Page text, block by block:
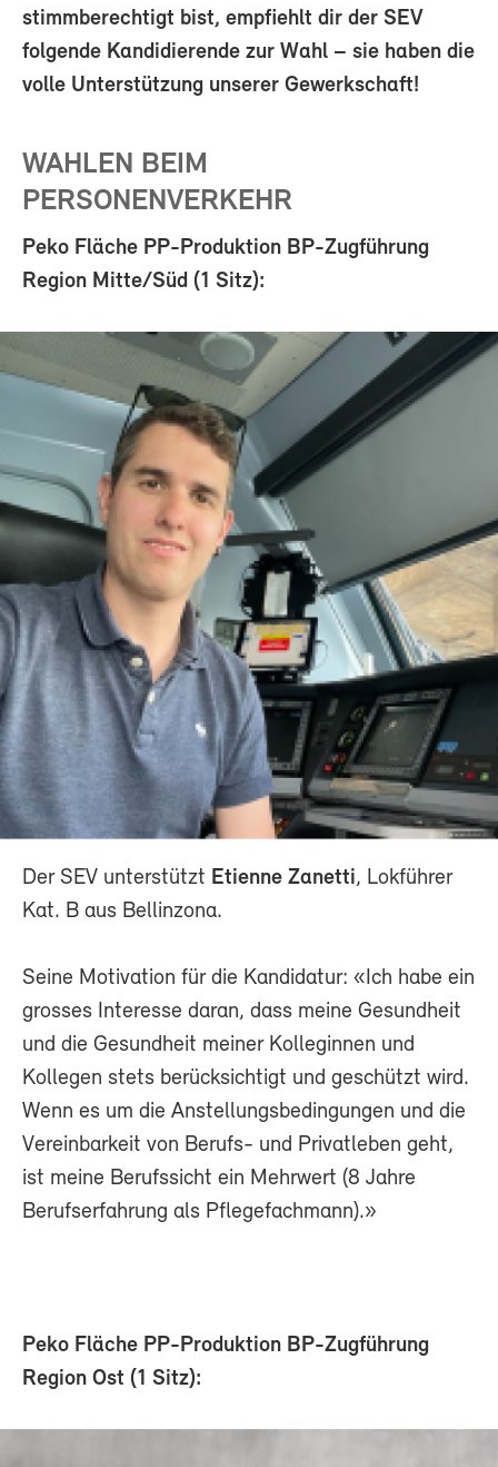
stimmberechtigt bist, empfiehlt dir der SEV
folgende Kandidierende zur Wahl – sie haben die
volle Unterstützung unserer Gewerkschaft!
WAHLEN BEIM
PERSONENVERKEHR
Peko Fläche PP-Produktion BP-Zugführung
Region Mitte/Süd (1 Sitz):
Der SEV unterstützt Etienne Zanetti, Lokführer
Kat. B aus Bellinzona.
Seine Motivation für die Kandidatur: «Ich habe ein
grosses Interesse daran, dass meine Gesundheit
und die Gesundheit meiner Kolleginnen und
Kollegen stets berücksichtigt und geschützt wird.
Wenn es um die Anstellungsbedingungen und die
Vereinbarkeit von Berufs- und Privatleben geht,
ist meine Berufssicht ein Mehrwert (8 Jahre
Berufserfahrung als Pflegefachmann).»
Peko Fläche PP-Produktion BP-Zugführung
Region Ost (1 Sitz):